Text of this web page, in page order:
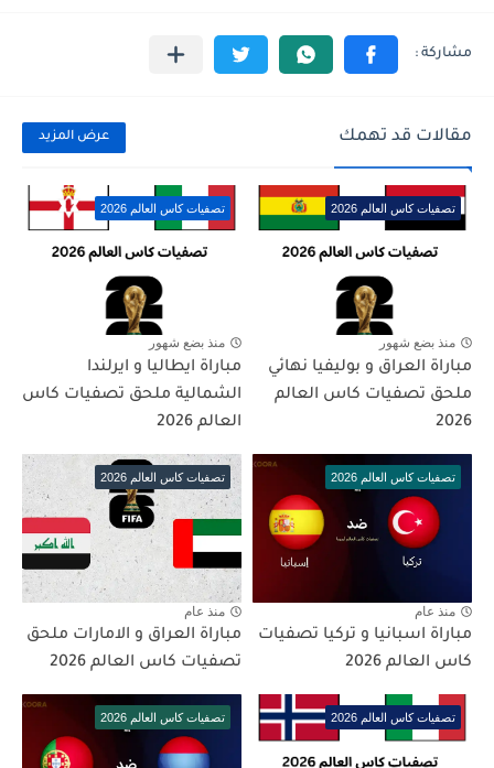
مقالات قد تهمك عرض المزيد
تصفيات كاس العالم 2026
منذ بضع شهور
مباراة العراق و بوليفيا نهائي
ملحق تصفيات كاس العالم
2026
تصفيات كاس العالم 2026
منذ بضع شهور
مباراة ايطاليا و ايرلندا
الشمالية ملحق تصفيات كاس
العالم 2026
تصفيات كاس العالم 2026
منذ عام
مباراة اسبانيا و تركيا تصفيات
كاس العالم 2026
تصفيات كاس العالم 2026
منذ عام
مباراة العراق و الامارات ملحق
تصفيات كاس العالم 2026
تصفيات كاس العالم 2026 تصفيات كاس العالم 2026